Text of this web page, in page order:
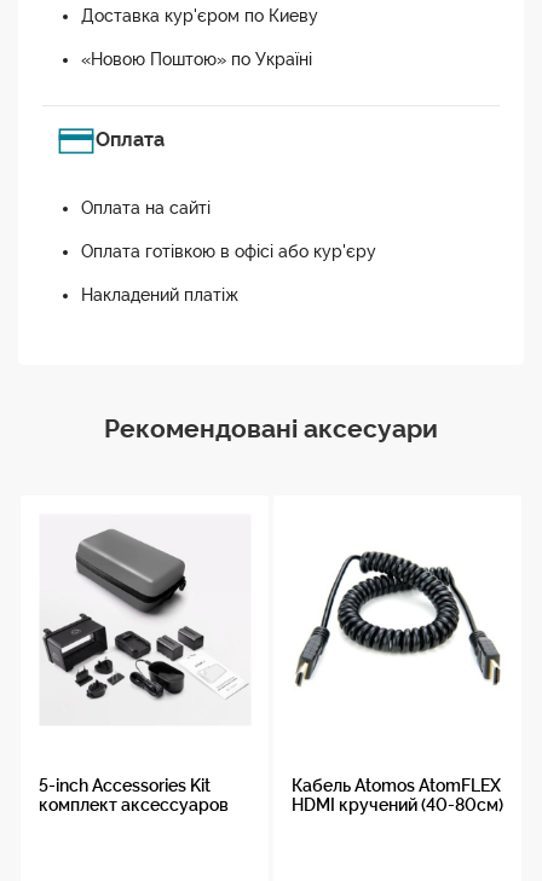
Доставка кур'єром по Киеву
«Новою Поштою» по Україні
Оплата
Оплата на сайті
Оплата готівкою в офісі або кур'єру
Накладений платіж
Рекомендовані аксесуари
5-inch Accessories Kit
комплект аксессуаров
Кабель Atomos AtomFLEX
HDMI кручений (40-80см)